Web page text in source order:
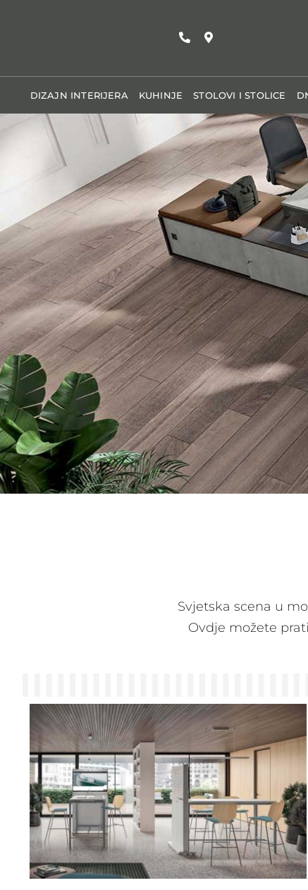
DIZAJN INTERIJERA KUHINJE STOLOVI I STOLICE
Svjetska scena u
Ovdje možete